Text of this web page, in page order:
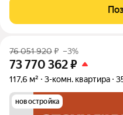
прачечная и гардеробная
высококачественный
76 051 920₽ –3%
73 770 362₽
117,6 м² 3-комн. квартира
новостройка